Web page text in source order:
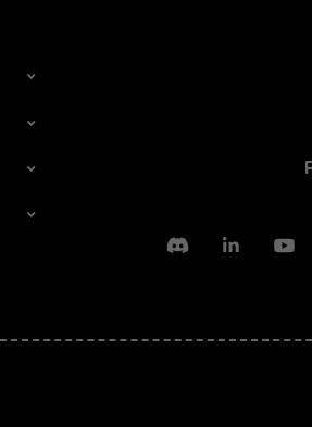
Youtube
Linkedin
Discord